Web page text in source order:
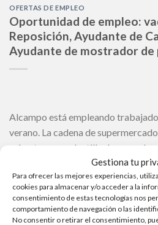
Gestiona tu
Para ofrecer las mejores experiencias,
cookies para almacenar y/o acceder a la
consentimiento de estas tecnologías nos
comportamiento de navegación o las
No consentir o retirar el consentimiento,
OFERTAS DE EMPLEO
Oportunidad de empleo:
Reposición, Ayudante de
Ayudante de mostrador de
Alcampo está empleando
verano. La cadena de
robustecer su plantilla de cara a los
septiembre en diferentes áreas de
territorio español. ¿Estás buscando
Vea cómo solicitar la oportunidad
ofrece Best […]